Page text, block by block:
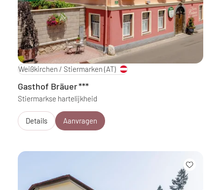
Weißkirchen / Stiermarken (AT)
Gasthof Bräuer***
Stiermarkse hartelijkheid
Details Aanvragen